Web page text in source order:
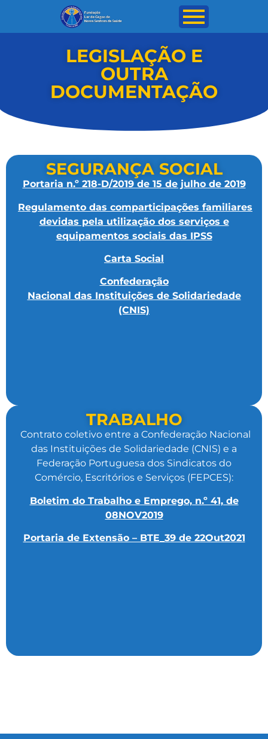
LEGISLAÇÃO E
OUTRA
DOCUMENTAÇÃO
SEGURANÇA SOCIAL
Portaria n.º 218-D/2019 de 15 de julho de 2019
Regulamento das comparticipações familiares
devidas pela utilização dos serviços e
equipamentos sociais das IPSS
Carta Social
Confederação
Nacional das Instituições de Solidariedade
(CNIS)
TRABALHO
Contrato coletivo entre a Confederação Nacional
das Instituições de Solidariedade (CNIS) e a
Federação Portuguesa dos Sindicatos do
Comércio, Escritórios e Serviços (FEPCES):
Boletim do Trabalho e Emprego, n.º 41, de
08NOV2019
Portaria de Extensão – BTE_39 de 22Out2021